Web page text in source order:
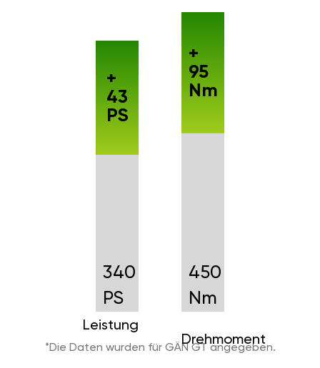
340
PS
Leistung
+
43
PS
450
Nm
Drehmoment
+
95
Nm
*Die Daten wurden für GÄN GT angegeben.